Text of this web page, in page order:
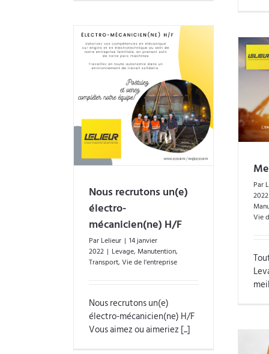
Nous recrutons un(e)
électro-
mécanicien(ne) H/F
Par Lelieur | 14 janvier
2022 | Levage, Manutention,
Transport, Vie de l'entreprise
Nous recrutons un(e)
électro-mécanicien(ne) H/F
Vous aimez ou aimeriez [...]
Meilleurs voeux 2022
Par
2022
Vie